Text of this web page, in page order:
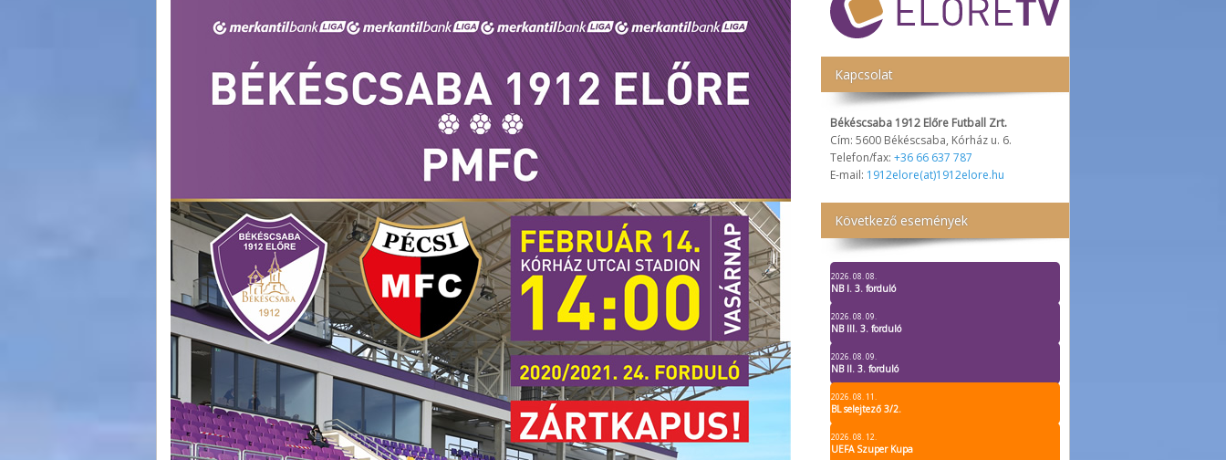
Kapcsolat
Békéscsaba 1912 Előre Futball Zrt.
Cím: 5600 Békéscsaba, Kórház u. 6.
Telefon/fax: +36 66 637 787
E-mail: 1912elore(at)1912elore.hu
Következő események
2026. 08. 08.
NB I. 3. forduló
2026. 08. 09.
NB III. 3. forduló
2026. 08. 09.
NB II. 3. forduló
2026. 08. 11.
BL selejtező 3/2.
2026. 08. 12.
UEFA Szuper Kupa